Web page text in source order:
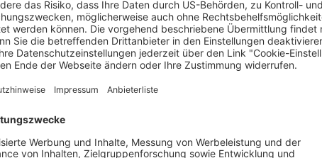
„Huhniversum“ sind Hühner nicht nur Tiere, sondern
mal philosophisch. Über 20.000 Zeichnungen hat der
versammelt nicht nur bekannte Klassiker, sondern
hat – voller Witz, Charme und Lokalkolorit.
Schweizer Komiker Emil Steinberger
eröffnet.